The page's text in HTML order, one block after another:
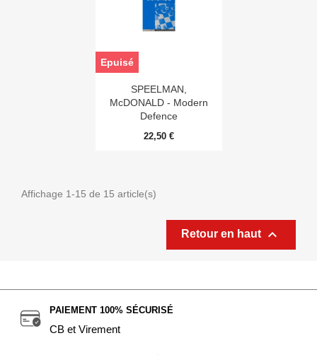
SPEELMAN,
McDONALD - Modern
Defence
22,50 €
Epuisé
Affichage 1-15 de 15 article(s)
Retour en haut 
PAIEMENT 100% SÉCURISÉ
CB et Virement